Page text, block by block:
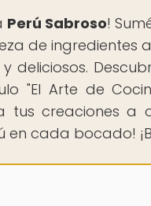
Perú Sabroso!
de ingredientes
deliciosos.
"El Arte de
tus creaciones a
en cada bocado!